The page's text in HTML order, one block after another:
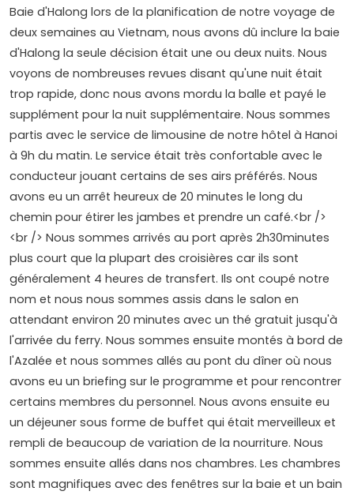
Baie d'Halong lors de la planification de notre voyage de
deux semaines au Vietnam, nous avons dû inclure la baie
d'Halong la seule décision était une ou deux nuits. Nous
voyons de nombreuses revues disant qu'une nuit était
trop rapide, donc nous avons mordu la balle et payé le
supplément pour la nuit supplémentaire. Nous sommes
partis avec le service de limousine de notre hôtel à Hanoi
à 9h du matin. Le service était très confortable avec le
conducteur jouant certains de ses airs préférés. Nous
avons eu un arrêt heureux de 20 minutes le long du
chemin pour étirer les jambes et prendre un café.<br />
<br /> Nous sommes arrivés au port après 2h30minutes
plus court que la plupart des croisières car ils sont
généralement 4 heures de transfert. Ils ont coupé notre
nom et nous nous sommes assis dans le salon en
attendant environ 20 minutes avec un thé gratuit jusqu'à
l'arrivée du ferry. Nous sommes ensuite montés à bord de
l'Azalée et nous sommes allés au pont du dîner où nous
avons eu un briefing sur le programme et pour rencontrer
certains membres du personnel. Nous avons ensuite eu
un déjeuner sous forme de buffet qui était merveilleux et
rempli de beaucoup de variation de la nourriture. Nous
sommes ensuite allés dans nos chambres. Les chambres
sont magnifiques avec des fenêtres sur la baie et un bain